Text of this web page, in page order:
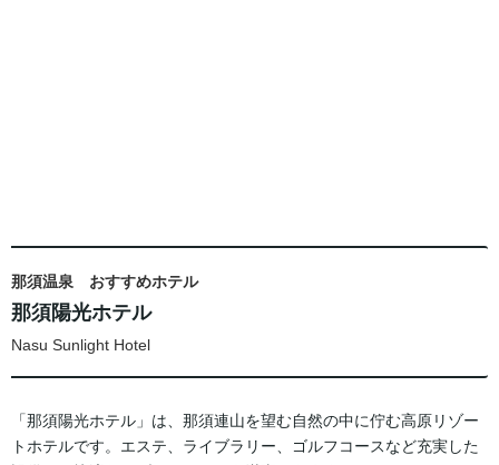
那須温泉 おすすめホテル
那須陽光ホテル
Nasu Sunlight Hotel
「那須陽光ホテル」は、那須連山を望む自然の中に佇む高原リゾー
トホテルです。エステ、ライブラリー、ゴルフコースなど充実した